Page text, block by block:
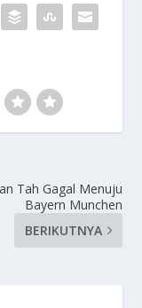
Tah Gagal Menuju
Bayern Munchen
BERIKUTNYA